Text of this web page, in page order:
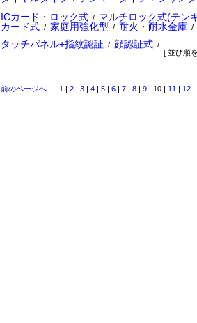
ICカード・ロック式 / マルチロック式(テン
カード式 / 家庭用強化型 / 耐火・耐水金庫 /
タッチパネル+指紋認証 / 顔認証式 /
[ 並び順
前のページへ 1 2 3 4 5 6 7 8 9 | 10 | 11 12